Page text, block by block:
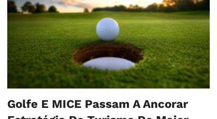
Golfe E MICE Passam A Ancorar